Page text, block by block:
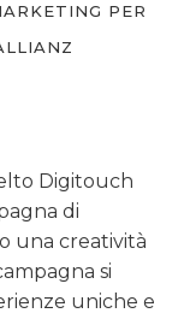
PER
Digitouch
di
una creatività
si
uniche e